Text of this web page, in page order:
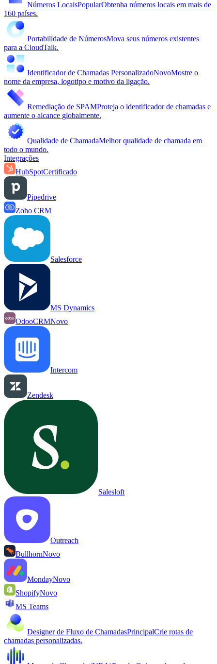
Números LocaisPopularObtenha números locais em mais de
160 países.
Portabilidade de NúmerosMova seus números existentes
para a CloudTalk.
Identificador de Chamadas PersonalizadoNovoMostre o
nome da empresa, logotipo e motivo da ligação.
Remediação de SPAMProteja o identificador de chamadas e
aumente o alcance globalmente.
Qualidade de ChamadaMelhor qualidade de chamada em
todo o mundo.
Integrações
HubSpotCertificado
Pipedrive
Zoho CRM
Salesforce
MS Dynamics
OdooCRMNovo
Intercom
Zendesk
Salesloft
Outreach
BullhornNovo
MondayNovo
ShopifyNovo
MS Teams
Designer de Fluxo de ChamadasPrincipalCrie rotas de
chamadas personalizadas.